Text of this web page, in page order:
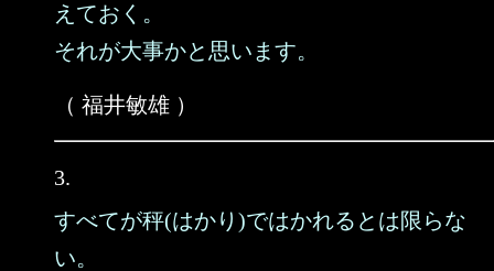
えておく。
それが大事かと思います。
（ 福井敏雄 ）
3.
すべてが秤(はかり)ではかれるとは限らな
い。